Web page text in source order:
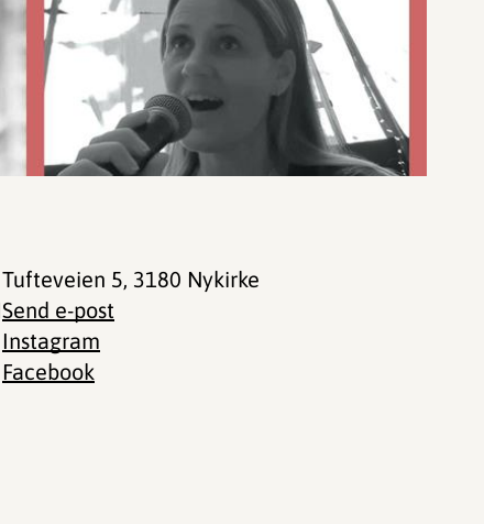
Tufteveien 5, 3180 Nykirke
Send e-post
Instagram
Facebook